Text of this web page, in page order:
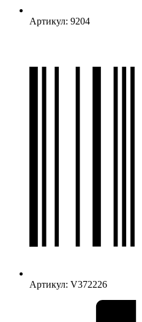
Артикул: 9204
Артикул: V372226